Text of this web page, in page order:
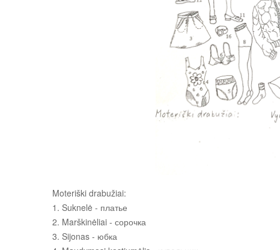
Moteriški drabužiai:
1. Suknelė - платье
2. Marškinėliai - сорочка
3. Sijonas - юбка